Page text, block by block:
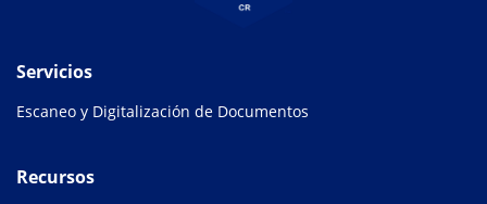
Servicios
Escaneo y Digitalización de Documentos
Recursos